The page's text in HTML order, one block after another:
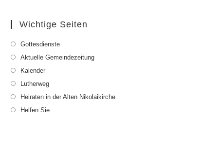
Wichtige Seiten
Gottesdienste
Aktuelle Gemeindezeitung
Kalender
Lutherweg
Heiraten in der Alten Nikolaikirche
Helfen Sie ...